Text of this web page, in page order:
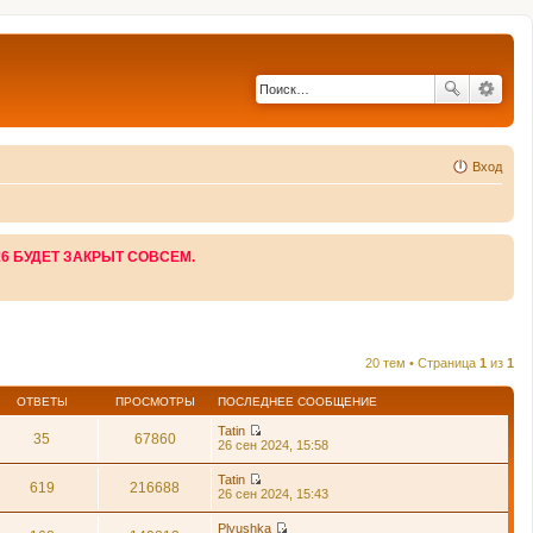
Вход
БУДЕТ ЗАКРЫТ СОВСЕМ.
20 тем • Страница 1 из 1
ОТВЕТЫ ПРОСМОТРЫ ПОСЛЕДНЕЕ СООБЩЕНИЕ
35 67860
Tatin
П
й
т
и
26 сен 2024, 15:58
619 216688
Tatin
П
26 сен 2024, 15:43
Plyushka